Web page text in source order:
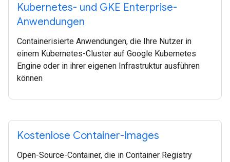
Kubernetes- und GKE Enterprise-
Anwendungen
Containerisierte Anwendungen, die Ihre Nutzer in
einem Kubernetes-Cluster auf Google Kubernetes
Engine oder in ihrer eigenen Infrastruktur ausführen
können
Kostenlose Container-Images
Open-Source-Container, die in Container Registry